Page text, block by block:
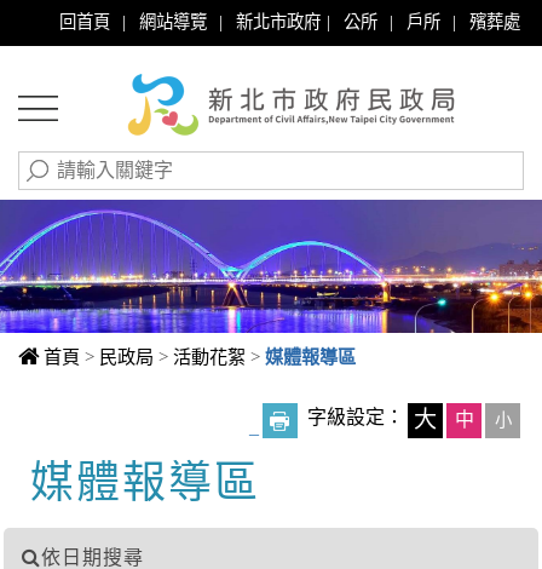
回首頁 | 網站導覽 | 新北市政府 | 公所 | 戶所 | 殯葬處
首頁 > 民政局 > 活動花絮 > 媒體報導區
字級設定： 大 中 小
中央內容區塊
媒體報導區
依日期搜尋